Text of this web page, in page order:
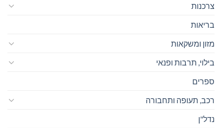
צרכנות
בריאות
מזון ומשקאות
בילוי, תרבות ופנאי
ספרים
רכב, תעופה ותחבורה
נדל"ן